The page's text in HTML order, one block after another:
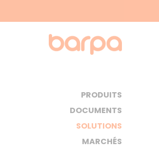
PRODUITS
DOCUMENTS
SOLUTIONS
MARCHÉS